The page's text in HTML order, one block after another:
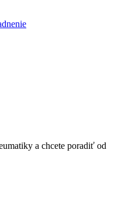
a chcete poradiť od